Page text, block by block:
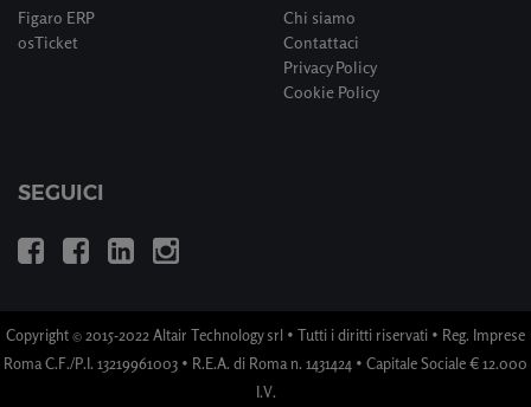
Figaro ERP
osTicket
Chi siamo
Contattaci
Privacy Policy
Cookie Policy
SEGUICI
Copyright © 2015-2022 Altair Technology srl • Tutti i diritti riservati • Reg. Imprese
Roma C.F./P.I. 13219961003 • R.E.A. di Roma n. 1431424 • Capitale Sociale € 12.000
I.V.